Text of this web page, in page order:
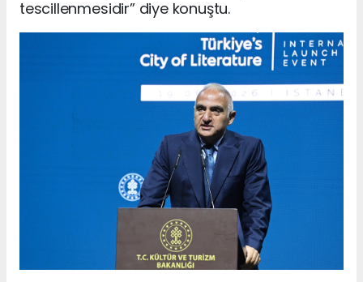
tescillenmesidir” diye konuştu.